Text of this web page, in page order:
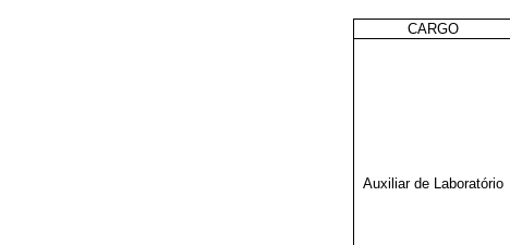
CARGO
Auxiliar de Laboratório